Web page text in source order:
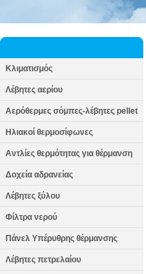
Κλιματισμός
Λέβητες αερίου
Αερόθερμες σόμπες-λέβητες pellet
Ηλιακοί θερμοσίφωνες
Αντλίες θερμότητας για θέρμανση
Δοχεία αδρανείας
Λέβητες ξύλου
Φίλτρα νερού
Πάνελ Υπέρυθρης θέρμανσης
Λέβητες πετρελαίου